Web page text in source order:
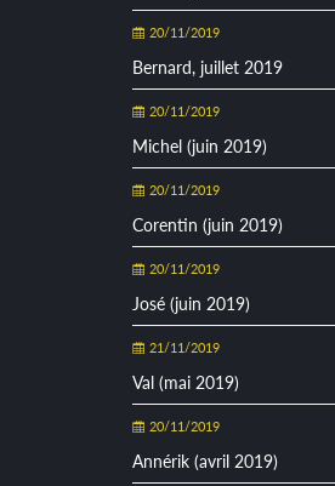
20/11/2019
Bernard, juillet 2019
20/11/2019
Michel (juin 2019)
20/11/2019
Corentin (juin 2019)
20/11/2019
José (juin 2019)
21/11/2019
Val (mai 2019)
20/11/2019
Annérik (avril 2019)